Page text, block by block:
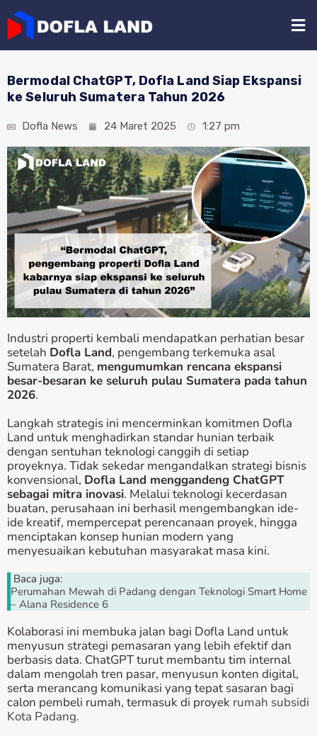
Bermodal ChatGPT, Dofla Land Siap Ekspansi
ke Seluruh Sumatera Tahun 2026
Dofla News 24 Maret 2025 1:27 pm
Industri properti kembali mendapatkan perhatian besar
setelah Dofla Land, pengembang terkemuka asal
Sumatera Barat, mengumumkan rencana ekspansi
besar-besaran ke seluruh pulau Sumatera pada tahun
2026.
Langkah strategis ini mencerminkan komitmen Dofla
Land untuk menghadirkan standar hunian terbaik
dengan sentuhan teknologi canggih di setiap
proyeknya. Tidak sekedar mengandalkan strategi bisnis
konvensional, Dofla Land menggandeng ChatGPT
sebagai mitra inovasi. Melalui teknologi kecerdasan
buatan, perusahaan ini berhasil mengembangkan ide-
ide kreatif, mempercepat perencanaan proyek, hingga
menciptakan konsep hunian modern yang
menyesuaikan kebutuhan masyarakat masa kini.
Baca juga:
Perumahan Mewah di Padang dengan Teknologi Smart Home
– Alana Residence 6
Kolaborasi ini membuka jalan bagi Dofla Land untuk
menyusun strategi pemasaran yang lebih efektif dan
berbasis data. ChatGPT turut membantu tim internal
dalam mengolah tren pasar, menyusun konten digital,
serta merancang komunikasi yang tepat sasaran bagi
calon pembeli rumah, termasuk di proyek rumah subsidi
Kota Padang.